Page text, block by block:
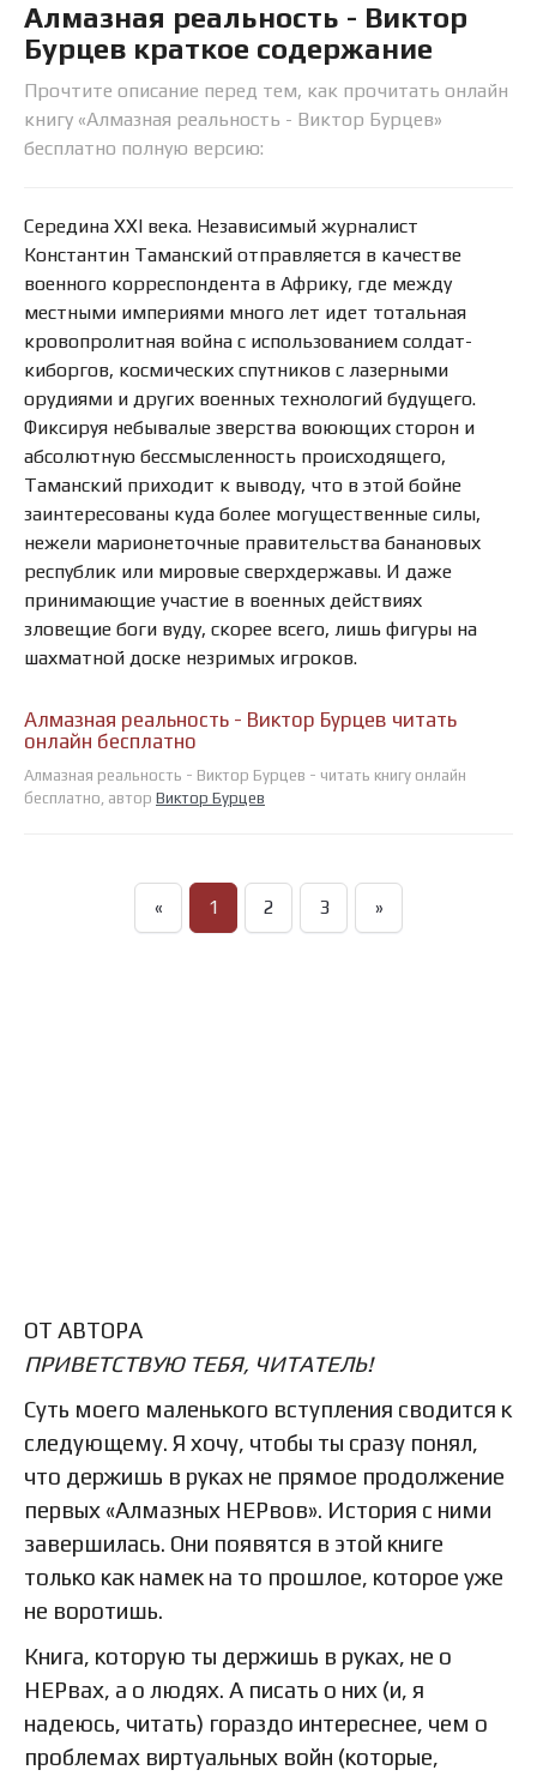
Алмазная реальность - Виктор
Бурцев краткое содержание
Прочтите описание перед тем, как прочитать онлайн
книгу «Алмазная реальность - Виктор Бурцев»
бесплатно полную версию:
Середина XXI века. Независимый журналист
Константин Таманский отправляется в качестве
военного корреспондента в Африку, где между
местными империями много лет идет тотальная
кровопролитная война с использованием солдат-
киборгов, космических спутников с лазерными
орудиями и других военных технологий будущего.
Фиксируя небывалые зверства воюющих сторон и
абсолютную бессмысленность происходящего,
Таманский приходит к выводу, что в этой бойне
заинтересованы куда более могущественные силы,
нежели марионеточные правительства банановых
республик или мировые сверхдержавы. И даже
принимающие участие в военных действиях
зловещие боги вуду, скорее всего, лишь фигуры на
шахматной доске незримых игроков.
Алмазная реальность - Виктор Бурцев читать
онлайн бесплатно
Алмазная реальность - Виктор Бурцев - читать книгу онлайн
бесплатно, автор Виктор Бурцев
« 1 2 3 »
ОТ АВТОРА
ПРИВЕТСТВУЮ ТЕБЯ, ЧИТАТЕЛЬ!
Суть моего маленького вступления сводится к
следующему. Я хочу, чтобы ты сразу понял,
что держишь в руках не прямое продолжение
первых «Алмазных НЕРвов». История с ними
завершилась. Они появятся в этой книге
только как намек на то прошлое, которое уже
не воротишь.
Книга, которую ты держишь в руках, не о
НЕРвах, а о людях. А писать о них (и, я
надеюсь, читать) гораздо интереснее, чем о
проблемах виртуальных войн (которые,